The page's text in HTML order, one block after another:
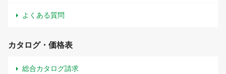
よくある質問
カタログ・価格表
総合カタログ請求